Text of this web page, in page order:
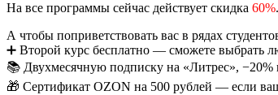
На все программы сейчас действует скидка 60%
А чтобы поприветствовать вас в рядах
➕ Второй курс бесплатно — сможете выбрать
📚 Двухмесячную подписку на «Литрес», −20%
🎁 Сертификат OZON на 500 рублей — если